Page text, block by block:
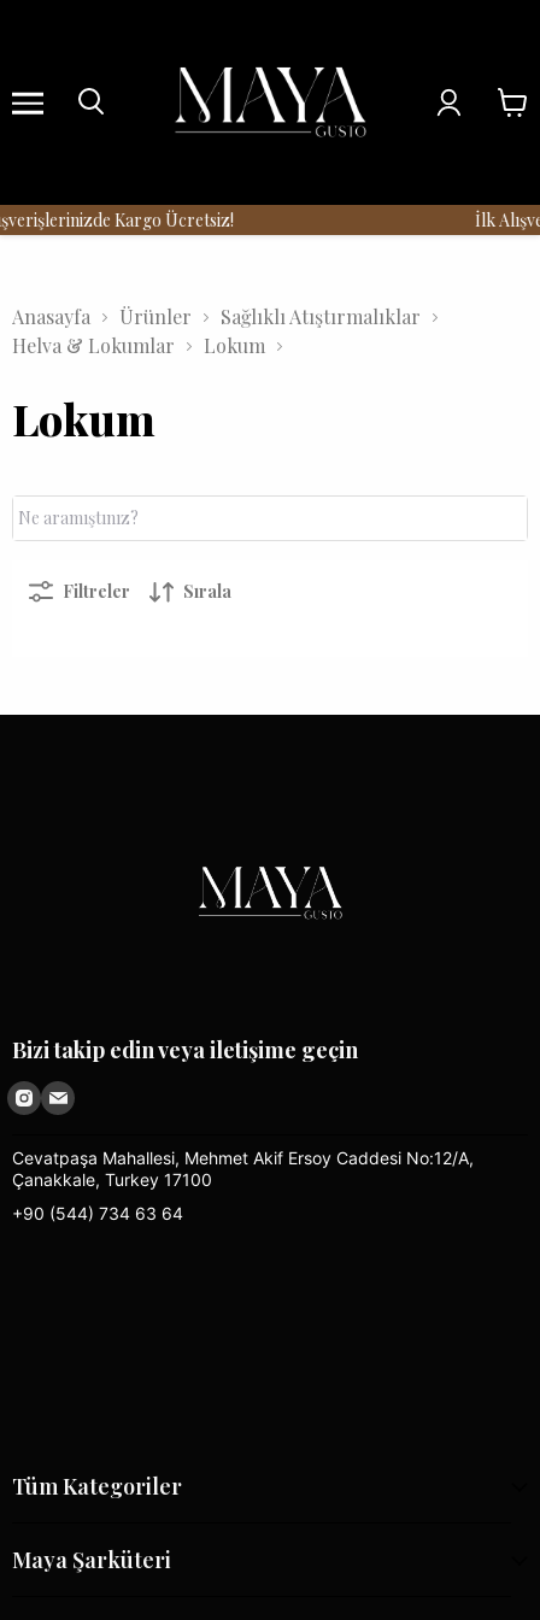
Kargo Ücretsiz! İlk
Anasayfa Ürünler
Sağlıklı Atıştırmalıklar
Helva & Lokumlar
Lokum
Lokum
Filtreler Sırala
Bizi takip edin veya iletişime geçin
Cevatpaşa Mahallesi, Mehmet Akif Ersoy Caddesi No:12/A,
Çanakkale, Turkey 17100
+90 (544) 734 63 64
Tüm Kategoriler
Maya Şarküteri